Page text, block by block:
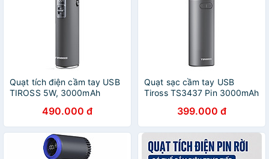
Quạt tích điện cầm tay USB
TIROSS 5W, 3000mAh
490.000 đ
Quạt sạc cầm tay USB
Tiross TS3437 Pin 3000mAh
399.000 đ